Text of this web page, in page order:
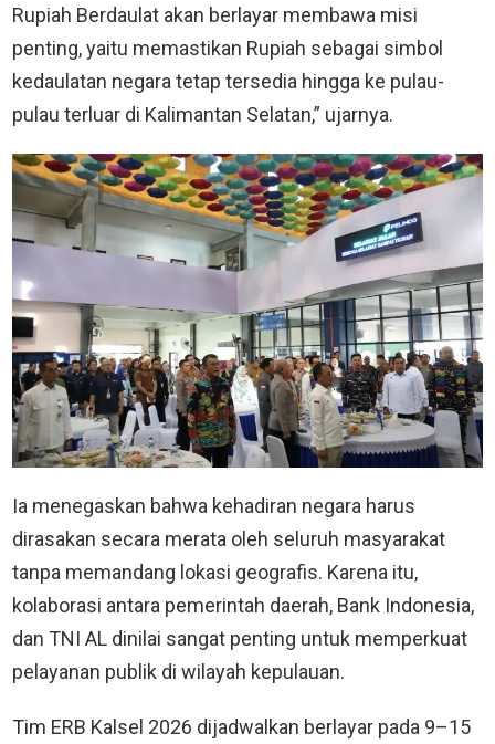
Rupiah Berdaulat akan berlayar membawa misi
penting, yaitu memastikan Rupiah sebagai simbol
kedaulatan negara tetap tersedia hingga ke pulau-
pulau terluar di Kalimantan Selatan,” ujarnya.
Ia menegaskan bahwa kehadiran negara harus
dirasakan secara merata oleh seluruh masyarakat
tanpa memandang lokasi geografis. Karena itu,
kolaborasi antara pemerintah daerah, Bank Indonesia,
dan TNI AL dinilai sangat penting untuk memperkuat
pelayanan publik di wilayah kepulauan.
Tim ERB Kalsel 2026 dijadwalkan berlayar pada 9–15